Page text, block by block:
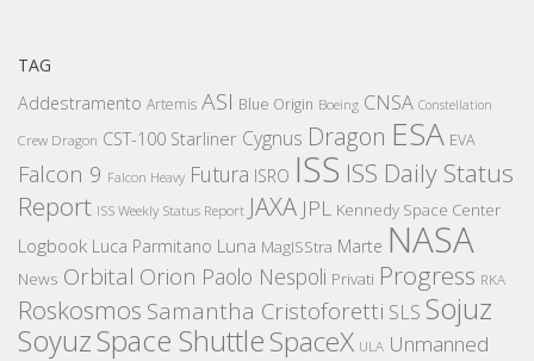
TAG
Addestramento Artemis ASI Blue Origin Boeing CNSA Constellation
Crew Dragon CST-100 Starliner Cygnus Dragon ESA EVA
Falcon 9 Falcon Heavy Futura ISRO ISS ISS Daily Status
Report ISS Weekly Status Report JAXA JPL Kennedy Space Center
Logbook Luca Parmitano Luna MagISStra Marte NASA
News Orbital Orion Paolo Nespoli Privati Progress RKA
Roskosmos Samantha Cristoforetti SLS Sojuz
SoyuzSpace ShuttleSpaceX ULA Unmanned